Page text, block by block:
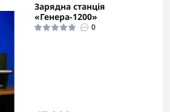
Зарядна станція
«Генера-1200»
0